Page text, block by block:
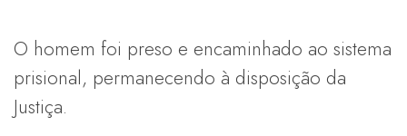
O homem foi preso e encaminhado ao sistema
prisional, permanecendo à disposição da
Justiça.